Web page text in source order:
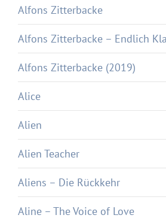
Alfons Zitterbacke
Alfons Zitterbacke – Endlich
Alfons Zitterbacke (2019)
Alice
Alien
Alien Teacher
Aliens – Die Rückkehr
Aline – The Voice of Love